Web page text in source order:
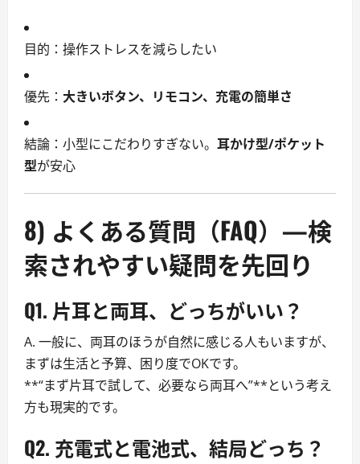
目的：操作ストレスを減らしたい
優先： 大きいボタン、リモコン、充電の簡単さ
結論：小型にこだわりすぎない。 耳かけ型/ポケット
型が安心
8) よくある質問（FAQ）—検
索されやすい疑問を先回り
Q1. 片耳と両耳、どっちがいい？
A. 一般に、両耳のほうが自然に感じる人もいますが、
まずは生活と予算、困り度でOKです。
**“まず片耳で試して、必要なら両耳へ”**という考え
方も現実的です。
Q2. 充電式と電池式、結局どっち？